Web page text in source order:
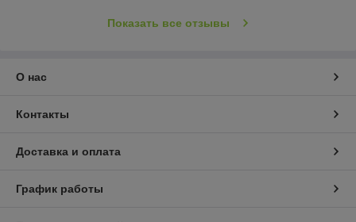
Показать все отзывы
О нас
Контакты
Доставка и оплата
График работы